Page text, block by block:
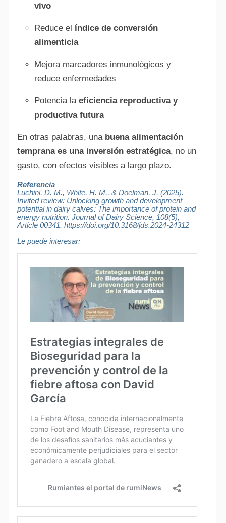
vivo
Reduce el índice de conversión
alimenticia
Mejora marcadores inmunológicos y
reduce enfermedades
Potencia la eficiencia reproductiva y
productiva futura
En otras palabras, una buena alimentación
temprana es una inversión estratégica, no un
gasto, con efectos visibles a largo plazo.
Referencia
Luchini, D. M., White, H. M., & Doelman, J. (2025).
Invited review: Unlocking growth and development
potential in dairy calves: The importance of protein and
energy nutrition. Journal of Dairy Science, 108(5),
Article 00341. https://doi.org/10.3168/jds.2024-24312
Le puede interesar: